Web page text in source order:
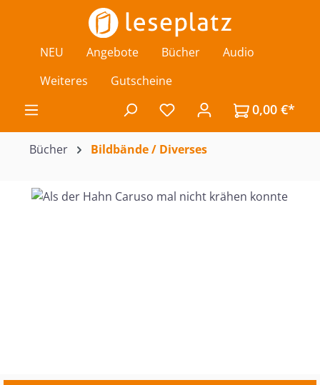
Zum Hauptinhalt springen
NEU Angebote Bücher
Audio
Weiteres
Gutscheine
Du hast 0 Produkte auf
0,00 €*
Bücher Bildbände / Diverses
Bildergalerie überspringen